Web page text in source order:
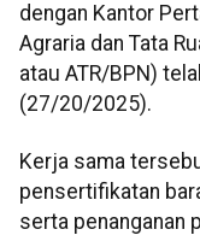
dengan Kantor
Agraria dan Tata
atau ATR/BPN)
(27/20/2025).
Kerja sama
pensertifikatan
serta penanganan